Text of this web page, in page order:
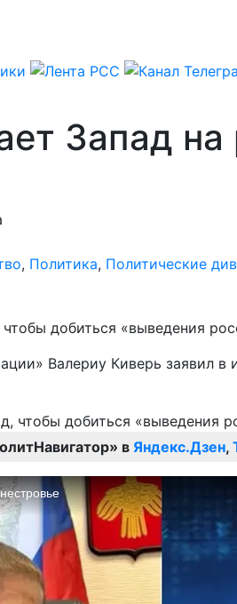
Запад
, Политика, Политические
добиться «выведения
Валериу Киверь заявил
в Яндекс.Дзен,